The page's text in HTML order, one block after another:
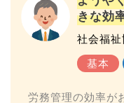
きな効
社会福
労務管理の効率が